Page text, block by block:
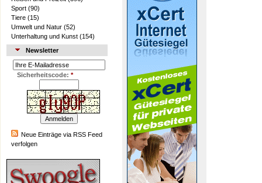
Sport (90)
Tiere (15)
Umwelt und Natur (52)
Unterhaltung und Kunst (154)
Newsletter
Sicherheitscode: *
Neue Einträge via RSS Feed
verfolgen